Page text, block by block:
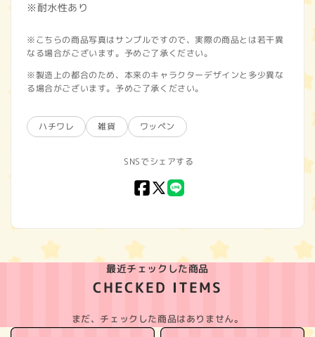
※耐水性あり
※こちらの商品写真はサンプルですので、実際の商品とは若干異
なる場合がございます。予めご了承ください。
※製造上の都合のため、本来のキャラクターデザインと多少異な
る場合がございます。予めご了承ください。
ハチワレ 雑貨 ワッペン
SNSでシェアする
Facebook
X
最近チェックした商品
CHECKED ITEMS
まだ、チェックした商品はありません。